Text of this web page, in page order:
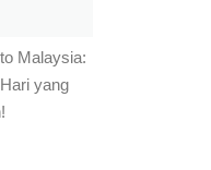
Malaysia:
yang